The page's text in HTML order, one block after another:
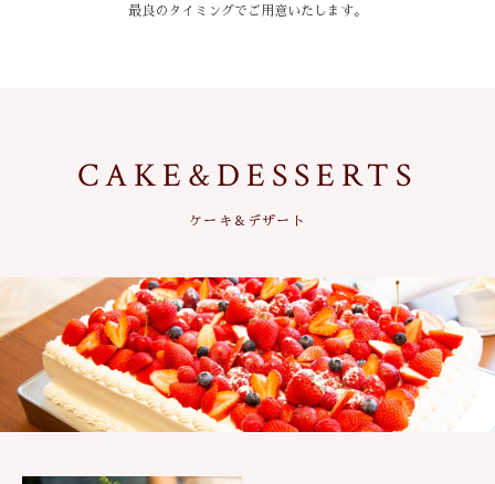
最良のタイミングでご用意いたします。
CAKE&DESSERTS
ケーキ＆デザート